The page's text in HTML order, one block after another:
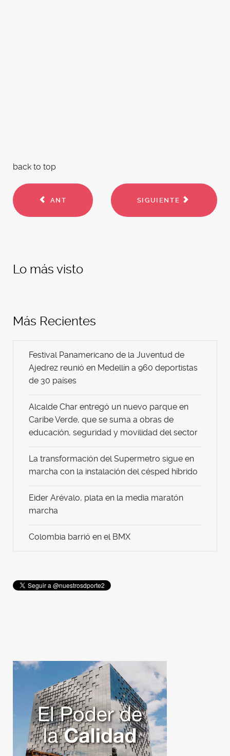
back to top
ANT SIGUIENTE
Lo más visto
Más Recientes
Festival Panamericano de la Juventud de
Ajedrez reunió en Medellín a 960 deportistas
de 30 países
Alcalde Char entregó un nuevo parque en
Caribe Verde, que se suma a obras de
educación, seguridad y movilidad del sector
La transformación del Supermetro sigue en
marcha con la instalación del césped híbrido
Eider Arévalo, plata en la media maratón
marcha
Colombia barrió en el BMX